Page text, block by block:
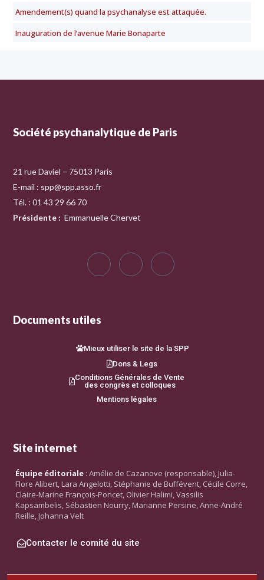
Amendement(s) quand la psychanalyse est attaquée.
Inauguration de l’avenue Marie Bonaparte
Société psychanalytique de Paris
21 rue Daviel – 75013 Paris
E-mail : spp@spp.asso.fr
Tél. : 01 43 29 66 70
Présidente : Emmanuelle Chervet
Documents utiles
Mieux utiliser le site de la SPP
Dons & Legs
Conditions Générales de Vente
des congrès et colloques
Mentions légales
Site internet
Équipe éditoriale : Amélie de Cazanove (responsable), Julia-
Flore Alibert, Lara Angelotti, Stéphanie de Buffévent, Cécile Corre,
Claire-Marine François-Poncet, Olivier Halimi, Vassilis
Kapsambelis, Sébastien Nourry, Marianne Persine, Anne-André
Reille, Johanna Velt
Contacter le comité du site